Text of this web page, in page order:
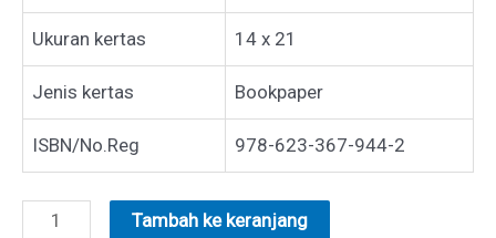
Ukuran kertas 14 x 21
Jenis kertas Bookpaper
ISBN/No.Reg 978-623-367-944-2
Kuantitas
Tambah ke keranjang